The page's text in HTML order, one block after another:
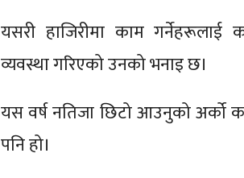
यसरी हाजिरीमा काम गर्नेहरूलाई
व्यवस्था गरिएको उनको भनाइ छ।
यस वर्ष नतिजा छिटो आउनुको अर्को
पनि हो।